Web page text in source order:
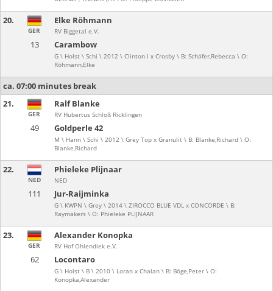
20.
13 Carambow
G \ Holst \ Schi \ 2012 \ Clinton I x Crosby \ B: Schäfer,Rebecca \ O:
Röhmann,Elke
GER
Elke Röhmann
RV Biggetal e.V.
ca. 07:00 minutes break
21.
49 Goldperle 42
M \ Hann \ Schi \ 2012 \ Grey Top x Granulit \ B: Blanke,Richard \ O:
Blanke,Richard
GER
Ralf Blanke
RV Hubertus Schloß Ricklingen
22.
111 Jur-Raijminka
G \ KWPN \ Grey \ 2014 \ ZIROCCO BLUE VDL x CONCORDE \ B:
Raymakers \ O: Phieleke PLIJNAAR
NED
Phieleke Plijnaar
NED
23.
62 Locontaro
G \ Holst \ B \ 2010 \ Loran x Chalan \ B: Böge,Peter \ O:
Konopka,Alexander
GER
Alexander Konopka
RV Hof Ohlendiek e.V.